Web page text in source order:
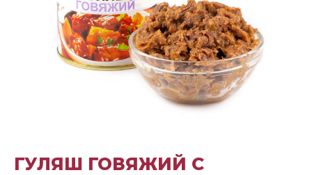
ГУЛЯШ ГОВЯЖИЙ С